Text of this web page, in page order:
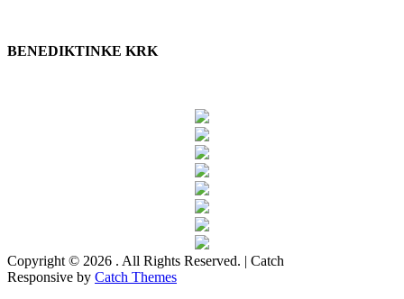
BENEDIKTINKE KRK
Copyright © 2026 . All Rights Reserved. | Catch
Responsive by Catch Themes